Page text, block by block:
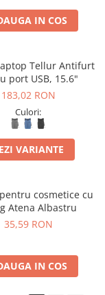
IN COS
Tellur Antifurt
port USB, 15.6"
183,02 RON
Culori:
VARIANTE
cosmetice cu
Atena Albastru
35,59 RON
IN COS